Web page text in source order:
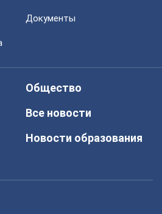
Документы
Общество
Все новости
Новости образования